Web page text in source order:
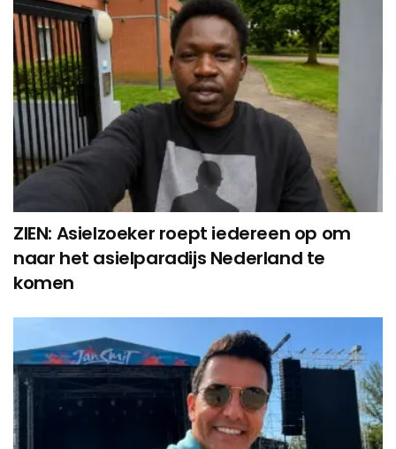
ZIEN: Asielzoeker roept iedereen op om
naar het asielparadijs Nederland te
komen